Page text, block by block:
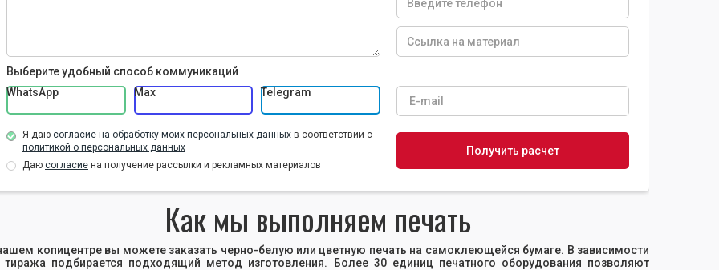
Выберите удобный способ коммуникаций
WhatsApp
Max Telegram
Я даю согласие на обработку моих персональных данных в соответствии с
политикой о персональных данных
Даю согласие на получение рассылки и рекламных материалов
Как мы выполняем печать
копицентре вы можете заказать черно-белую или цветную печать на самоклеющейся бумаге. В зависимости
тиража подбирается подходящий метод изготовления. Более 30 единиц печатного оборудования позволяют